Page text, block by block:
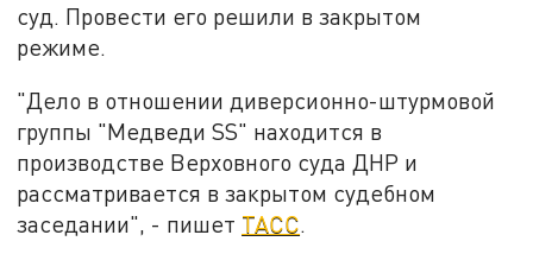
суд. Провести его решили в закрытом
режиме.
"Дело в отношении диверсионно-штурмовой
группы "Медведи SS" находится в
производстве Верховного суда ДНР и
рассматривается в закрытом судебном
заседании", - пишет ТАСС.